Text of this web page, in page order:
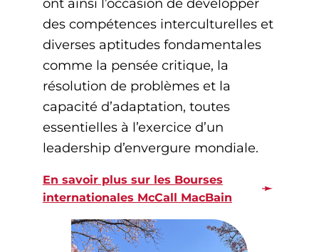
des compétences interculturelles et
diverses aptitudes fondamentales
comme la pensée critique, la
résolution de problèmes et la
capacité d’adaptation, toutes
essentielles à l’exercice d’un
leadership d’envergure mondiale.
En savoir plus sur les Bourses
internationales McCall MacBain